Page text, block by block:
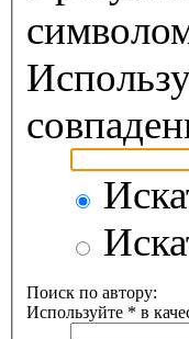
Поиск по автору:
Используйте * в